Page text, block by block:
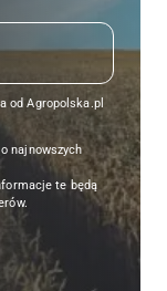
od Agropolska.pl
najnowszych
te będą